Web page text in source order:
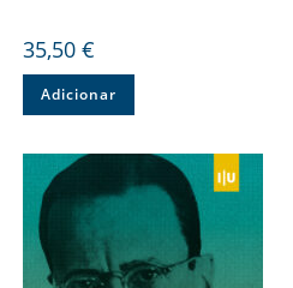
35,50 €
Adicionar